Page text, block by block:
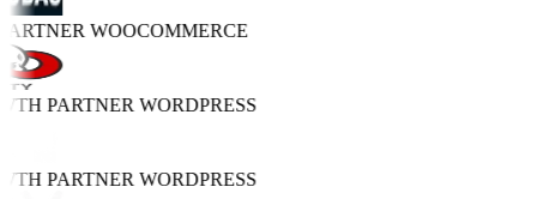
WOOCOMMERCE
PARTNERWORDPRESS
PARTNERWORDPRESS